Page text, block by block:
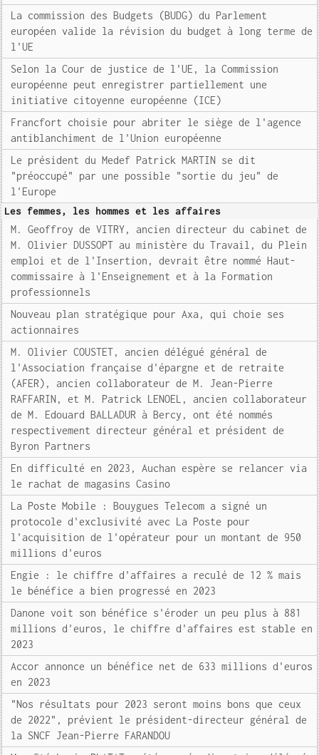
La commission des Budgets (BUDG) du Parlement
européen valide la révision du budget à long terme de
l'UE
Selon la Cour de justice de l'UE, la Commission
européenne peut enregistrer partiellement une
initiative citoyenne européenne (ICE)
Francfort choisie pour abriter le siège de l'agence
antiblanchiment de l'Union européenne
Le président du Medef Patrick MARTIN se dit
"préoccupé" par une possible "sortie du jeu" de
l'Europe
Les femmes, les hommes et les affaires
M. Geoffroy de VITRY, ancien directeur du cabinet de
M. Olivier DUSSOPT au ministère du Travail, du Plein
emploi et de l'Insertion, devrait être nommé Haut-
commissaire à l'Enseignement et à la Formation
professionnels
Nouveau plan stratégique pour Axa, qui choie ses
actionnaires
M. Olivier COUSTET, ancien délégué général de
l'Association française d'épargne et de retraite
(AFER), ancien collaborateur de M. Jean-Pierre
RAFFARIN, et M. Patrick LENOEL, ancien collaborateur
de M. Edouard BALLADUR à Bercy, ont été nommés
respectivement directeur général et président de
Byron Partners
En difficulté en 2023, Auchan espère se relancer via
le rachat de magasins Casino
La Poste Mobile : Bouygues Telecom a signé un
protocole d'exclusivité avec La Poste pour
l'acquisition de l'opérateur pour un montant de 950
millions d'euros
Engie : le chiffre d'affaires a reculé de 12 % mais
le bénéfice a bien progressé en 2023
Danone voit son bénéfice s'éroder un peu plus à 881
millions d'euros, le chiffre d'affaires est stable en
2023
Accor annonce un bénéfice net de 633 millions d'euros
en 2023
"Nos résultats pour 2023 seront moins bons que ceux
de 2022", prévient le président-directeur général de
la SNCF Jean-Pierre FARANDOU